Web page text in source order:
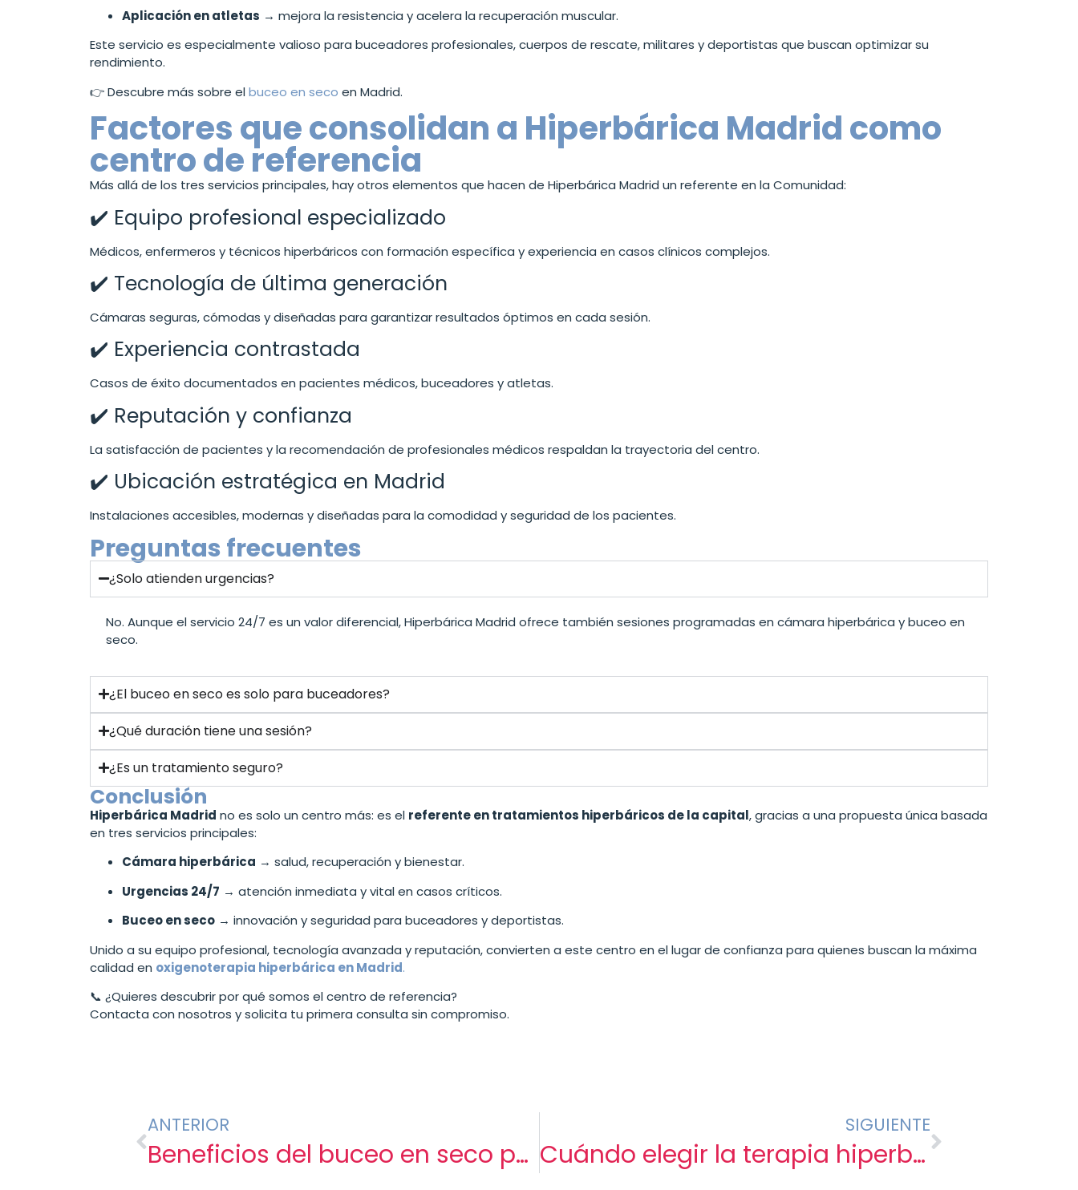
Aplicación en atletas → mejora la resistencia y acelera la recuperación muscular.
Este servicio es especialmente valioso para buceadores profesionales, cuerpos de rescate, militares y deportistas que buscan optimizar su
rendimiento.
👉 Descubre más sobre elbuceo en seco en Madrid.
Factores que consolidan a Hiperbárica Madrid como
centro de referencia
Más allá de los tres servicios principales, hay otros elementos que hacen de Hiperbárica Madrid un referente en la Comunidad:
✔️ Equipo profesional especializado
Médicos, enfermeros y técnicos hiperbáricos con formación específica y experiencia en casos clínicos complejos.
✔️ Tecnología de última generación
Cámaras seguras, cómodas y diseñadas para garantizar resultados óptimos en cada sesión.
✔️ Experiencia contrastada
Casos de éxito documentados en pacientes médicos, buceadores y atletas.
✔️ Reputación y confianza
La satisfacción de pacientes y la recomendación de profesionales médicos respaldan la trayectoria del centro.
✔️ Ubicación estratégica en Madrid
Instalaciones accesibles, modernas y diseñadas para la comodidad y seguridad de los pacientes.
Preguntas frecuentes
¿Solo atienden urgencias?
No. Aunque el servicio 24/7 es un valor diferencial, Hiperbárica Madrid ofrece también sesiones programadas en cámara hiperbárica y buceo en
seco.
¿El buceo en seco es solo para buceadores?
¿Qué duración tiene una sesión?
¿Es un tratamiento seguro?
Conclusión
Hiperbárica Madrid no es solo un centro más: es el referente en tratamientos hiperbáricos de la capital, gracias a una propuesta única basada
en tres servicios principales:
Cámara hiperbárica → salud, recuperación y bienestar.
Urgencias 24/7 → atención inmediata y vital en casos críticos.
Buceo en seco → innovación y seguridad para buceadores y deportistas.
Unido a su equipo profesional, tecnología avanzada y reputación, convierten a este centro en el lugar de confianza para quienes buscan la máxima
calidad en oxigenoterapia hiperbárica en Madrid.
📞 ¿Quieres descubrir por qué somos el centro de referencia?
Contacta con nosotros y solicita tu primera consulta sin compromiso.
ANTERIOR
Beneficios del buceo en seco para buceadores y atletas: cómo ayuda a prevenir y tratar enfermedades de descompresión
SIGUIENTE
Cuándo elegir la terapia hiperbárica como complemento a tu tratamiento médico